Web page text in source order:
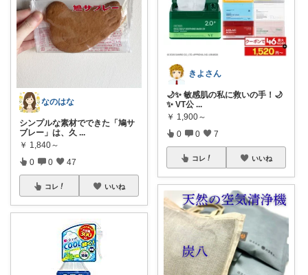
なのはな
シンプルな素材でできた「鳩サ
ブレー」は、久 ...
￥ 1,840～
0 0 47
コレ いいね
きよさん
🌙✨ 敏感肌の私に救いの手！🌙
✨ VT公 ...
￥ 1,900～
0 0 7
コレ いいね